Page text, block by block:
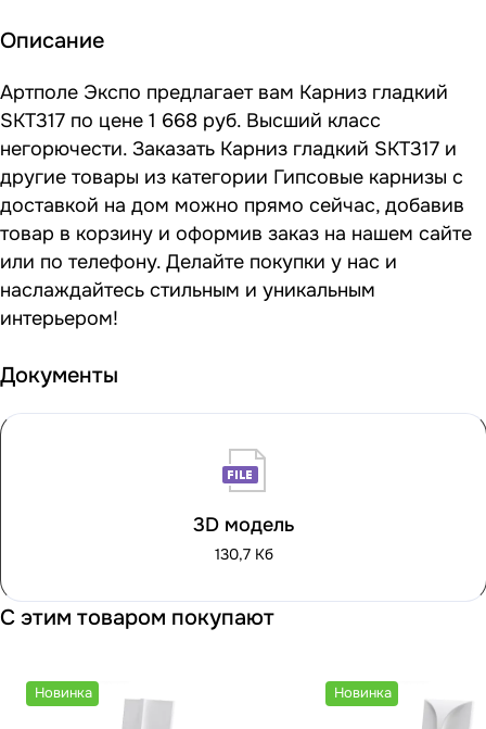
Описание
Артполе Экспо предлагает вам Карниз гладкий
SKT317 по цене 1 668 руб. Высший класс
негорючести. Заказать Карниз гладкий SKT317 и
другие товары из категории Гипсовые карнизы с
доставкой на дом можно прямо сейчас, добавив
товар в корзину и оформив заказ на нашем сайте
или по телефону. Делайте покупки у нас и
наслаждайтесь стильным и уникальным
интерьером!
Документы
3D модель
130,7 Кб
С этим товаром покупают
Новинка Новинка